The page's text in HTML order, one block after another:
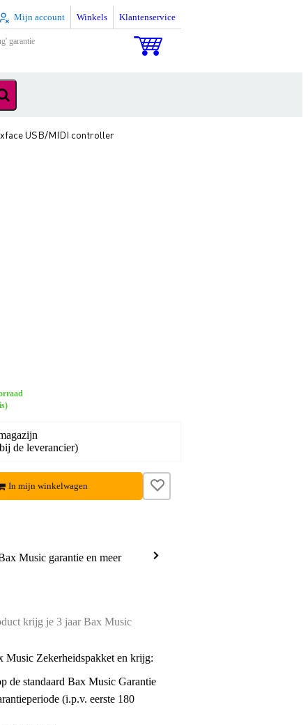
Mijn account Winkels Klantenservice
garantie
USB/MIDI controller
de leverancier)
In mijn winkelwagen
Music garantie en meer
krijg je 3 jaar Bax Music
Music Zekerheidspakket en krijg:
de standaard Bax Music Garantie
(i.p.v. eerste 180